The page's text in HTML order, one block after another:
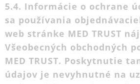
5.4. Informácie o ochrane
sa používania
web stránke MED TRUST
Všeobecných obchodných
MED TRUST. Poskytnutie
údajov je nevyhnutné na